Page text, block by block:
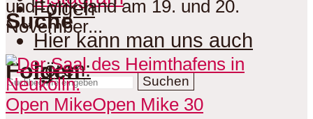
Suche
Suchen
Hier kann man uns auch
hören:
Folgen
Folgen
und Lyrik fand am 19. und 20.
November...
Open MikeOpen Mike 30